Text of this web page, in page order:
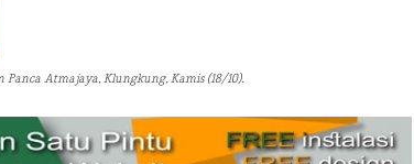
Panca Atmajaya, Klungkung, Kamis (18/10).